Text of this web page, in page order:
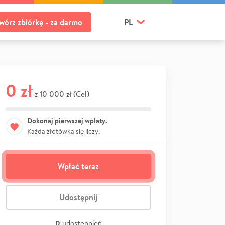
zbiórkę - za darmo PL
0 zł z 10 000 zł (Cel)
Dokonaj pierwszej wpłaty.
Każda złotówka się liczy.
Wpłać teraz
Udostępnij